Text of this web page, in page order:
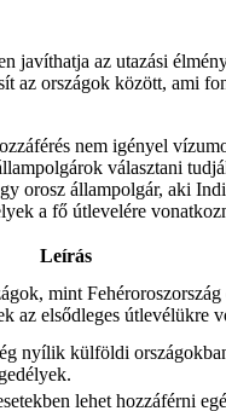
javíthatja az utazási
az országok között, ami
nem igényel
választani
orosz állampolgár, aki
a fő útlevelére
Leírás
mint Fehéroroszország
az elsődleges útlevélükre
nyílik külföldi
lehet hozzáférni